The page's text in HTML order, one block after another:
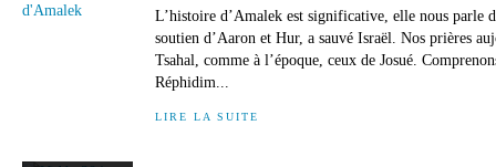
L’histoire d’Amalek est significative, elle nous parle
soutien d’Aaron et Hur, a sauvé Israël. Nos prières
Tsahal, comme à l’époque, ceux de Josué.
Réphidim...
LIRE LA SUITE